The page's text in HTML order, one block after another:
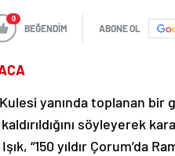
0
BEĞENDİM ABONE OL
yanında toplanan bir
söyleyerek
“150 yıldır Çorum’da